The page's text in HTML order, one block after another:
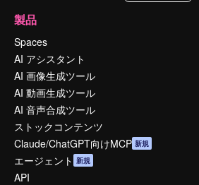
製品
Spaces
AI アシスタント
AI 画像生成ツール
AI 動画生成ツール
AI 音声合成ツール
ストックコンテンツ
Claude/ChatGPT向けMCP 新規
エージェント 新規
API